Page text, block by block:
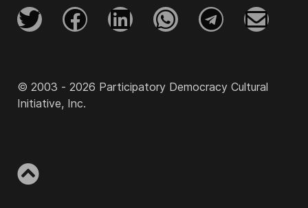
© 2003 - 2026 Participatory Democracy Cultural
Initiative, Inc.